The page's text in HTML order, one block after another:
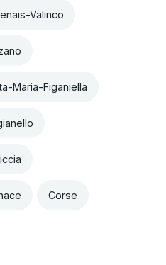
Valinco
Maria-Figaniella
Corse